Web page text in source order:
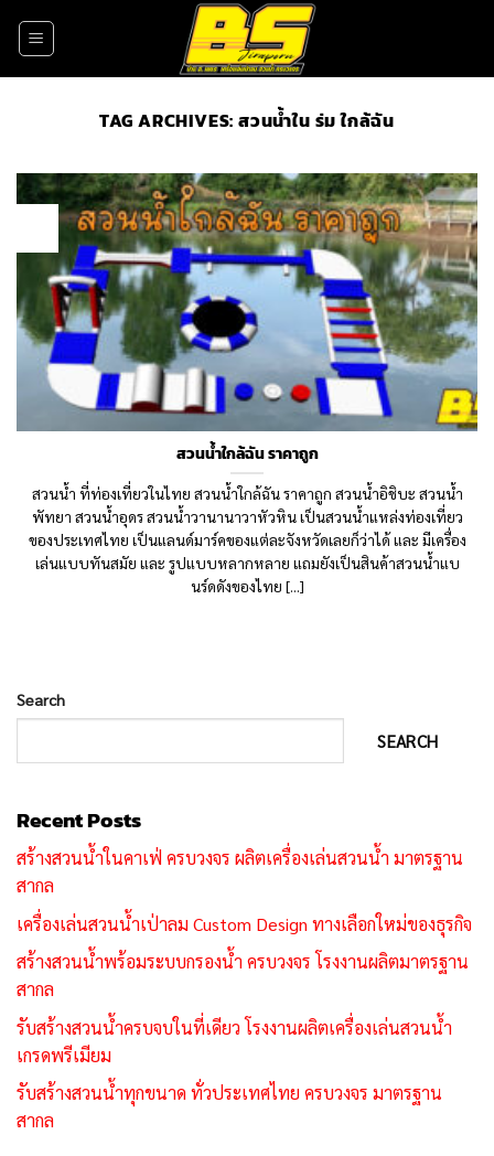
TAG ARCHIVES:สวนน้ำใน ร่ม ใกล้ฉัน
สวนน้ำใกล้ฉัน ราคาถูก
สวนน้ำ ที่ท่องเที่ยวในไทย สวนน้ำใกล้ฉัน ราคาถูก สวนน้ำอิชิบะ สวนน้ำ
พัทยา สวนน้ำอุดร สวนน้ำวานานาวาหัวหิน เป็นสวนน้ำแหล่งท่องเที่ยว
ของประเทศไทย เป็นแลนด์มาร์คของแต่ละจังหวัดเลยก็ว่าได้ และ มีเครื่อง
เล่นแบบทันสมัย และ รูปแบบหลากหลาย แถมยังเป็นสินค้าสวนน้ำแบ
นร์ดดังของไทย [...]
Search
SEARCH
Recent Posts
สร้างสวนน้ำในคาเฟ่ ครบวงจร ผลิตเครื่องเล่นสวนน้ำ มาตรฐาน
สากล
เครื่องเล่นสวนน้ำเป่าลม Custom Design ทางเลือกใหม่ของธุรกิจ
สร้างสวนน้ำพร้อมระบบกรองน้ำ ครบวงจร โรงงานผลิตมาตรฐาน
สากล
รับสร้างสวนน้ำครบจบในที่เดียว โรงงานผลิตเครื่องเล่นสวนน้ำ
เกรดพรีเมียม
รับสร้างสวนน้ำทุกขนาด ทั่วประเทศไทย ครบวงจร มาตรฐาน
สากล